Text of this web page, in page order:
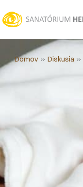
na
obsah
Domov Diskusia